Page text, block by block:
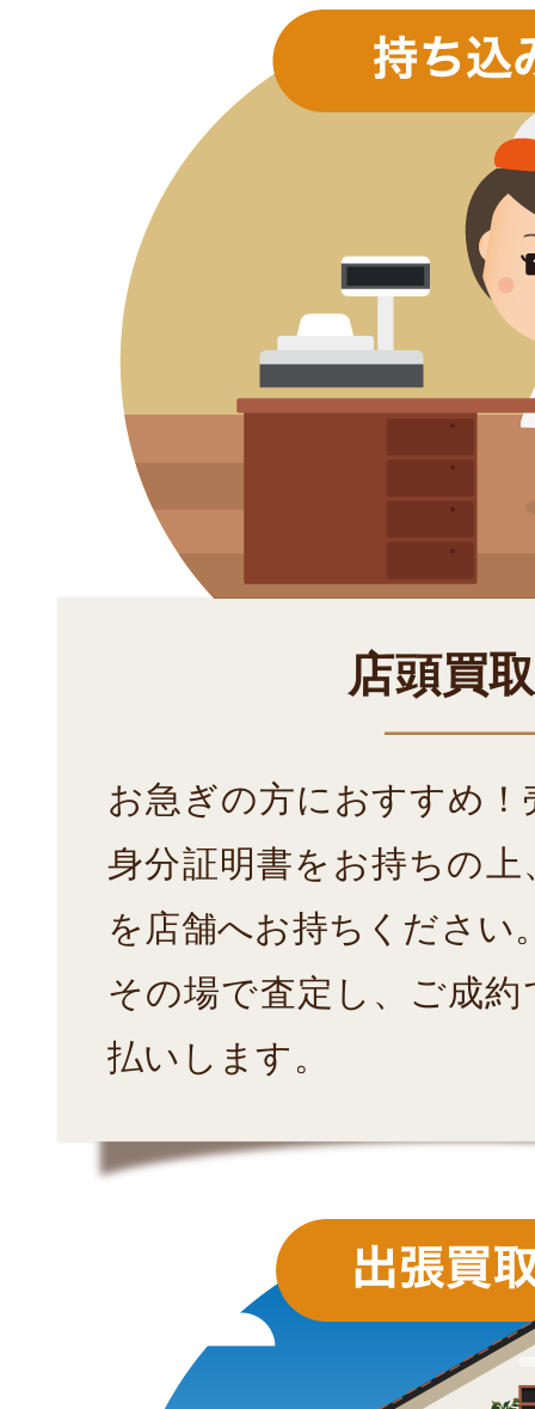
店頭買
お急ぎの方におすすめ！
身分証明書をお持ちの
を店舗へお持ちください
その場で査定し、ご成
払いします。